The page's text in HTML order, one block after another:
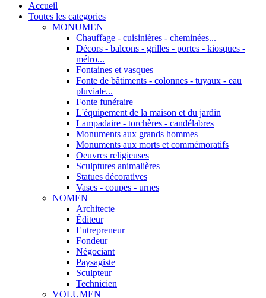
Accueil
Toutes les categories
MONUMEN
Chauffage - cuisinières - cheminées...
Décors - balcons - grilles - portes - kiosques -
métro...
Fontaines et vasques
Fonte de bâtiments - colonnes - tuyaux - eau
pluviale...
Fonte funéraire
L'équipement de la maison et du jardin
Lampadaire - torchères - candélabres
Monuments aux grands hommes
Monuments aux morts et commémoratifs
Oeuvres religieuses
Sculptures animalières
Statues décoratives
Vases - coupes - urnes
NOMEN
Architecte
Éditeur
Entrepreneur
Fondeur
Négociant
Paysagiste
Sculpteur
Technicien
VOLUMEN